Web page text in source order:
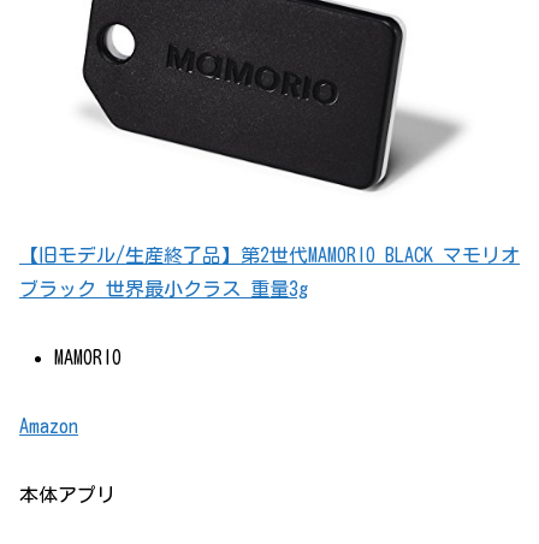
【旧モデル/生産終了品】第2世代MAMORIO BLACK マモリオ
ブラック 世界最小クラス 重量3g
MAMORIO
Amazon
本体アプリ